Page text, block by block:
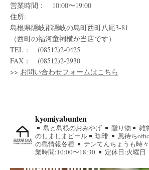
営業時間： 10:00〜19:00
住所:
島根県隠岐郡隠岐の島町西町八尾3-81
（西町の福河童祠横が当店です）
TEL： (08512)2-0425
FAX： (08512)2-2930
>> お問い合わせフォームはこちら
kyomiyabunten
島と島根のおみやげ 贈り物 雑
のしましまビール
珈琲 風待ち
の島情報各種
テンてんちょうも時
業時間:10:00〜18:30
定休日:火曜日